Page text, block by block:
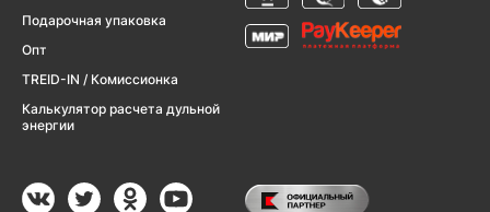
Подарочная упаковка
Опт
TREID-IN / Комиссионка
Калькулятор расчета дульной
энергии